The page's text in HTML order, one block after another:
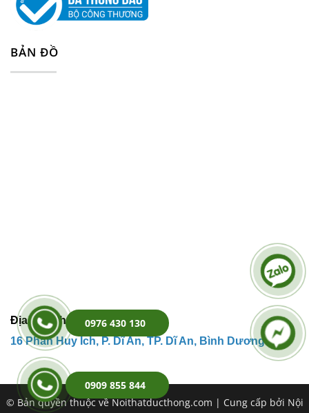
BẢN ĐỒ
Địa Chỉ Kho Hàng:
16 Phan Huy Ích, P. Dĩ An, TP. Dĩ An, Bình Dương.
© Bản quyền thuộc về Noithatducthong.com | Cung cấp bởi Nội
0909 855 844
0976 430 130